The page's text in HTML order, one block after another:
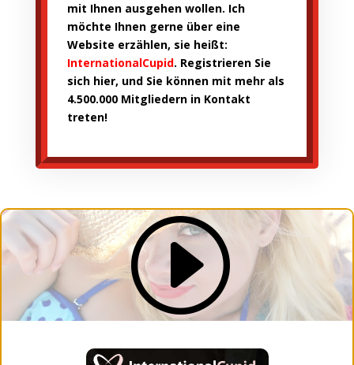
mit Ihnen ausgehen wollen. Ich
möchte Ihnen gerne über eine
Website erzählen, sie heißt:
InternationalCupid. Registrieren Sie
sich hier, und Sie können mit mehr als
4.500.000Mitgliedern in Kontakt
treten!
I